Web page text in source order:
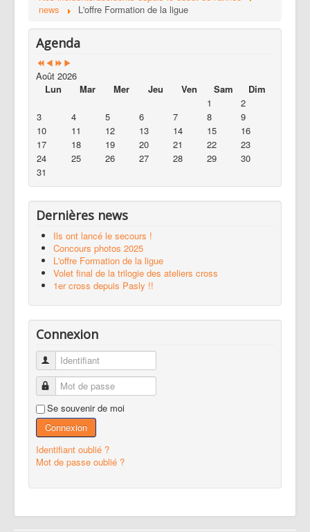
news
L'offre Formation de la ligue
Agenda
Août 2026
Lun
Mar Mer Jeu Ven Sam
Dim
1
2
3
4 5 6 7 8
9
10
11 12 13 14 15
16
17
18 19 20 21 22
23
24
25 26 27 28 29
30
31
Dernières news
Ils ont lancé le secours !
Concours photos 2025
L'offre Formation de la ligue
Volet final de la trilogie des ateliers cross
1er cross depuis Pasly !!
Connexion
Identifiant
Mot de passe
Se souvenir de moi
Connexion
Identifiant oublié ?
Mot de passe oublié ?